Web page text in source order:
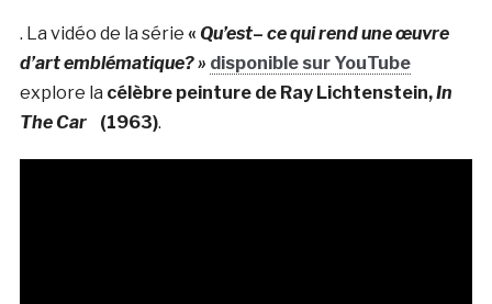
. La vidéo de la série « Qu’est– ce qui rend une œuvre
d’art emblématique? » disponible sur YouTube
explore la célèbre peinture de Ray Lichtenstein,In
The Car
(1963).